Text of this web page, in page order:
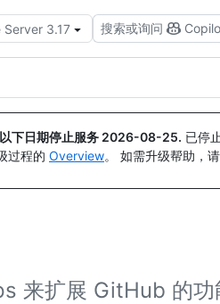
Server 3.17 搜索或询问
下日期停止服务 2026-08-25. 已停
过程的 Overview。 如需升级帮助，
来扩展 GitHub 的功